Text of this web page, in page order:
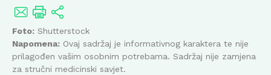
Foto: Shutterstock
Napomena: Ovaj sadržaj je informativnog karaktera te nije
prilagođen vašim osobnim potrebama. Sadržaj nije zamjena
za stručni medicinski savjet.